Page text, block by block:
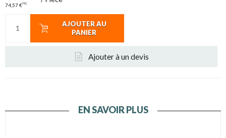
74,57 €TTC
AJOUTER AU
PANIER
Ajouter à un devis
EN SAVOIR PLUS